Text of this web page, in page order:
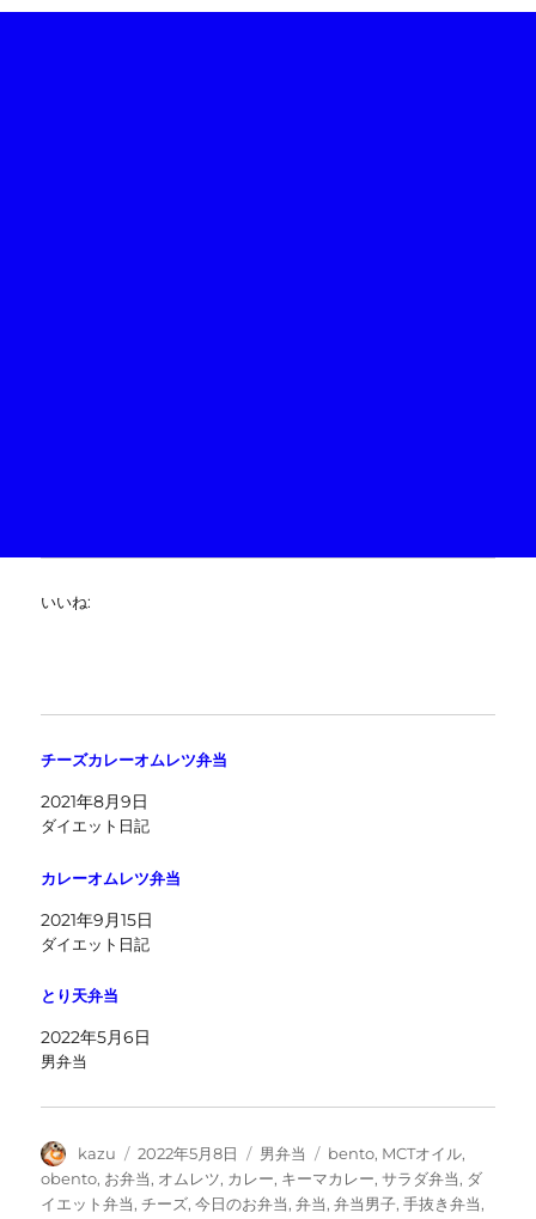
いいね:
チーズカレーオムレツ弁当
2021年8月9日
ダイエット日記
カレーオムレツ弁当
2021年9月15日
ダイエット日記
とり天弁当
2022年5月6日
男弁当
投
稿
者
kazu
投
稿
日:
2022年5月8日
カ
テ
ゴ
男弁当
タ
グ
bento, MCTオイル,
obento, お弁当, オムレツ, カレー, キーマカレー,サラダ弁当, ダ
イエット弁当,チーズ,今日のお弁当,弁当,弁当男子,手抜き弁当,